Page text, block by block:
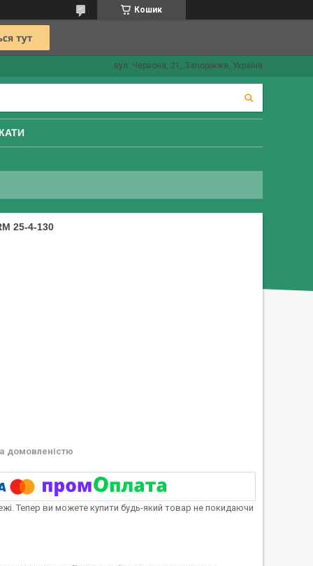
Кошик
вул. Червона, 21, Запоріжжя, Україна
25-4-130
домовленістю
Тепер ви можете купити будь-який товар не покидаючи